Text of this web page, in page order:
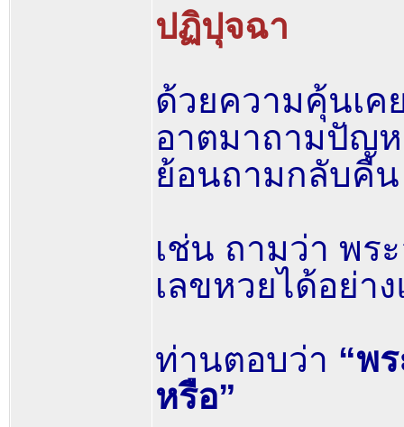
ปฏิปุจฉา
ด้วยความคุ้นเค
อาตมาถามปัญ
ย้อนถามกลับคืน
เช่น ถามว่า พร
เลขหวยได้อย่า
ท่านตอบว่า “พ
หรือ”